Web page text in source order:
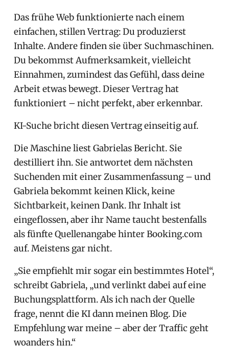
Das frühe Web funktionierte nach einem
einfachen, stillen Vertrag: Du produzierst
Inhalte. Andere finden sie über Suchmaschinen.
Du bekommst Aufmerksamkeit, vielleicht
Einnahmen, zumindest das Gefühl, dass deine
Arbeit etwas bewegt. Dieser Vertrag hat
funktioniert – nicht perfekt, aber erkennbar.
KI-Suche bricht diesen Vertrag einseitig auf.
Die Maschine liest Gabrielas Bericht. Sie
destilliert ihn. Sie antwortet dem nächsten
Suchenden mit einer Zusammenfassung – und
Gabriela bekommt keinen Klick, keine
Sichtbarkeit, keinen Dank. Ihr Inhalt ist
eingeflossen, aber ihr Name taucht bestenfalls
als fünfte Quellenangabe hinter Booking.com
auf. Meistens gar nicht.
„Sie empfiehlt mir sogar ein bestimmtes Hotel“,
schreibt Gabriela, „und verlinkt dabei auf eine
Buchungsplattform. Als ich nach der Quelle
frage, nennt die KI dann meinen Blog. Die
Empfehlung war meine – aber der Traffic geht
woanders hin.“